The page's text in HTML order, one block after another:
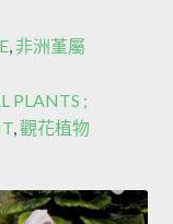
, 非洲堇屬
PLANTS ;
,觀花植物